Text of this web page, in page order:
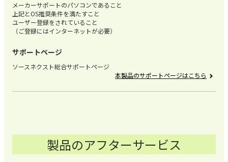
メーカーサポートのパソコンであること
上記とOS推奨条件を満たすこと
ユーザー登録をされていること
（ご登録にはインターネットが必要）
サポートページ
ソースネクスト総合サポートページ
本製品のサポートページはこちら
製品のアフターサービス